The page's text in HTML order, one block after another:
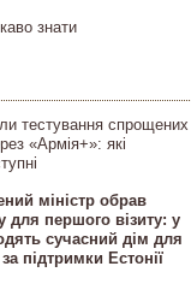
знати
тестування спрощених
«Армія+»: які
міністр обрав
першого візиту: у
сучасний дім для
підтримки Естонії